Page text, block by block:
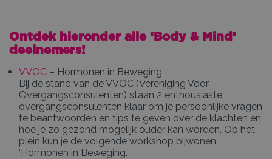
Ontdek hieronder alle ‘Body & Mind’
deelnemers!
VVOC – Hormonen in Beweging
Bij de stand van de VVOC (Vereniging Voor
Overgangsconsulenten) staan 2 enthousiaste
overgangsconsulenten klaar om je persoonlijke vragen
te beantwoorden en tips te geven over de klachten en
hoe je zo gezond mogelijk ouder kan worden. Op het
plein kun je de volgende workshop bijwonen:
‘Hormonen in Beweging’.